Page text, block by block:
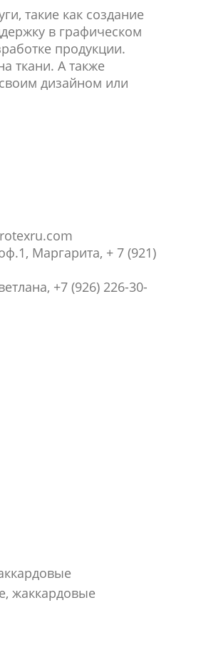
такие как создание
в графическом
продукции.
ткани. А также
дизайном или
Маргарита, + 7 (921)
+7 (926) 226-30-
жаккардовые